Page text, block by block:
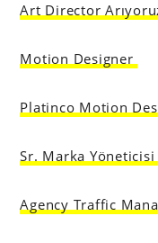
Art Director
Motion Designer
Platinco Motion
Sr. Marka Yöneticisi
Agency Traffic